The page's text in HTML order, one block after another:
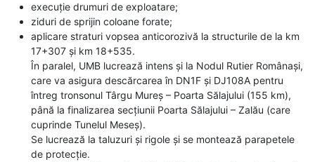
execuție drumuri de exploatare;
ziduri de sprijin coloane forate;
aplicare straturi vopsea anticorozivă la structurile de la km
17+307 și km 18+535.
În paralel, UMB lucrează intens și la Nodul Rutier Românași,
care va asigura descărcarea în DN1F și DJ108A pentru
întreg tronsonul Târgu Mureș – Poarta Sălajului (155 km),
până la finalizarea secțiunii Poarta Sălajului – Zalău (care
cuprinde Tunelul Meseș).
Se lucrează la taluzuri și rigole și se montează parapetele
de protecție.